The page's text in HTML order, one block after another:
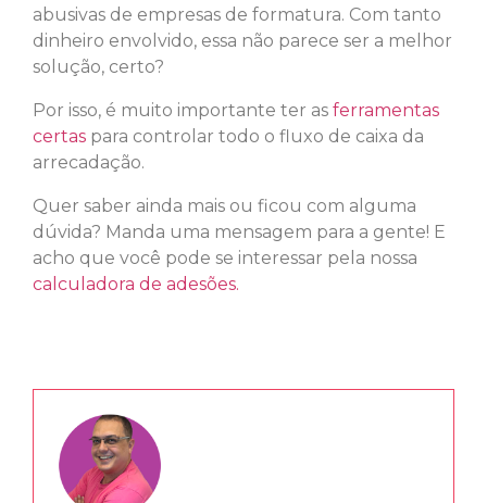
abusivas de empresas de formatura. Com tanto
dinheiro envolvido, essa não parece ser a melhor
solução, certo?
Por isso, é muito importante ter as ferramentas
certas para controlar todo o fluxo de caixa da
arrecadação.
Quer saber ainda mais ou ficou com alguma
dúvida? Manda uma mensagem para a gente! E
acho que você pode se interessar pela nossa
calculadora de adesões.